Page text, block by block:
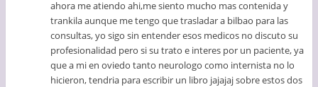
ahora me atiendo ahi,me siento mucho mas contenida y
trankila aunque me tengo que trasladar a bilbao para las
consultas, yo sigo sin entender esos medicos no discuto su
profesionalidad pero si su trato e interes por un paciente, ya
que a mi en oviedo tanto neurologo como internista no lo
hicieron, tendria para escribir un libro jajajaj sobre estos dos